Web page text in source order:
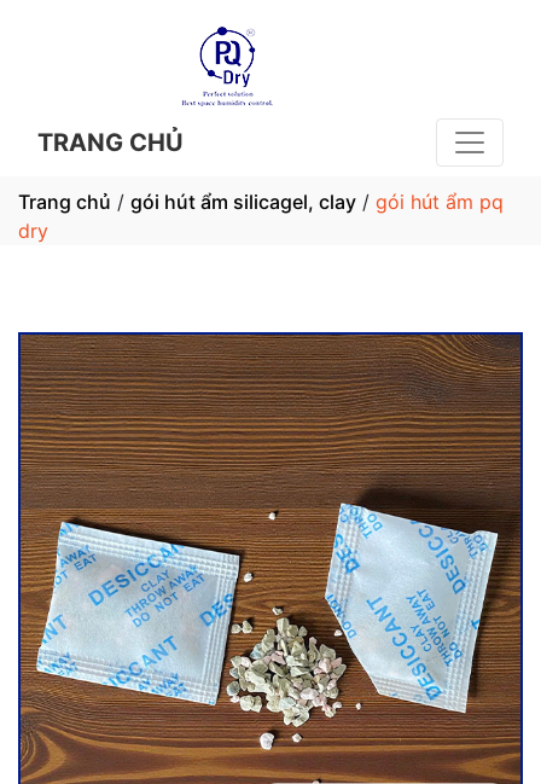
TRANG CHỦ
Trang chủ / gói hút ẩm silicagel, clay / gói hút ẩm pq
dry